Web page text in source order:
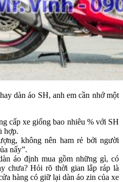
dàn áo SH, anh em cần nhớ một
cấp xe giống bao nhiêu % với SH
hợp.
không nên ham rẻ bởi người
nấy”.
áo định mua gồm những gì, có
chưa? Hỏi rõ thời gian lắp ráp là
hàng có giữ lại dàn áo zin của xe